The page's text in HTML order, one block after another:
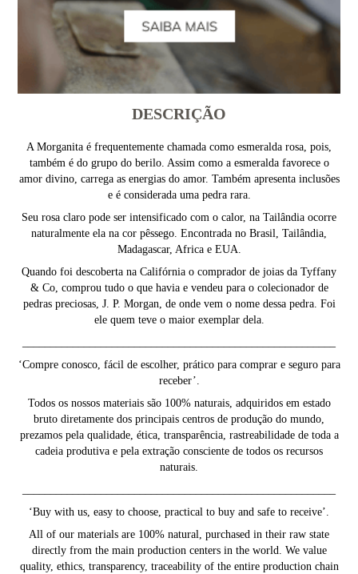
DESCRIÇÃO
A Morganita é frequentemente chamada como esmeralda rosa, pois,
também é do grupo do berilo. Assim como a esmeralda favorece o
amor divino, carrega as energias do amor. Também apresenta inclusões
e é considerada uma pedra rara.
Seu rosa claro pode ser intensificado com o calor, na Tailândia ocorre
naturalmente ela na cor pêssego. Encontrada no Brasil, Tailândia,
Madagascar, Africa e EUA.
Quando foi descoberta na Califórnia o comprador de joias da Tyffany
& Co, comprou tudo o que havia e vendeu para o colecionador de
pedras preciosas, J. P. Morgan, de onde vem o nome dessa pedra. Foi
ele quem teve o maior exemplar dela.
‘Compre conosco, fácil de escolher, prático para comprar e seguro para
receber’.
Todos os nossos materiais são 100% naturais, adquiridos em estado
bruto diretamente dos principais centros de produção do mundo,
prezamos pela qualidade, ética, transparência, rastreabilidade de toda a
cadeia produtiva e pela extração consciente de todos os recursos
naturais.
‘Buy with us, easy to choose, practical to buy and safe to receive’.
All of our materials are 100% natural, purchased in their raw state
directly from the main production centers in the world. We value
quality, ethics, transparency, traceability of the entire production chain